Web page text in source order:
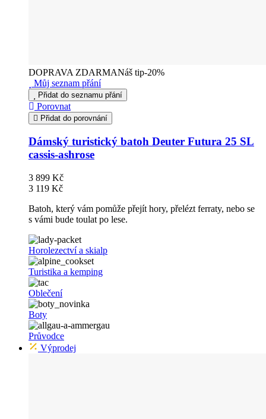
DOPRAVA ZDARMANáš tip-20%
Můj seznam přání
Přidat do seznamu přání
Porovnat
Přidat do porovnání
Dámský turistický batoh Deuter Futura 25 SL
cassis-ashrose
3 899 Kč
3 119 Kč
Batoh, který vám pomůže přejít hory, přelézt ferraty, nebo se
s vámi bude toulat po lese.
Horolezectví a skialp
Turistika a kemping
Oblečení
Boty
Průvodce
Výprodej